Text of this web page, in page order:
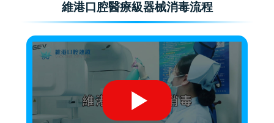
維港口腔醫療級器械消毒流程